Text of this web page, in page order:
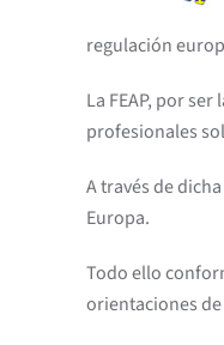
regulación
La FEAP, por
profesionales
A través de
Europa.
Todo ello
orientaciones